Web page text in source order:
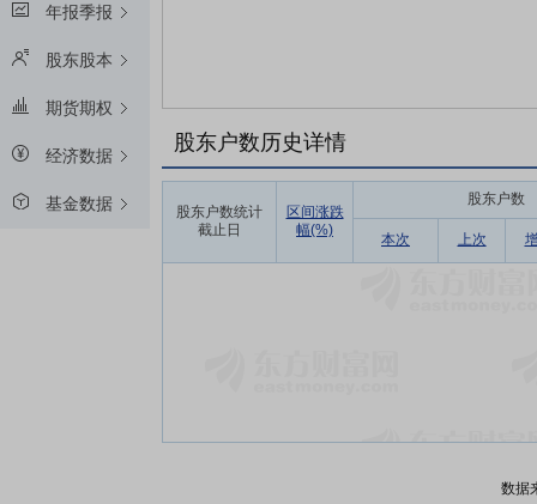
年报季报
股东股本
期货期权
经济数据
基金数据
股东户数历史详情
股东户数统计
截止日
区间涨跌
幅(%)
股东户数
本次 上次
数据